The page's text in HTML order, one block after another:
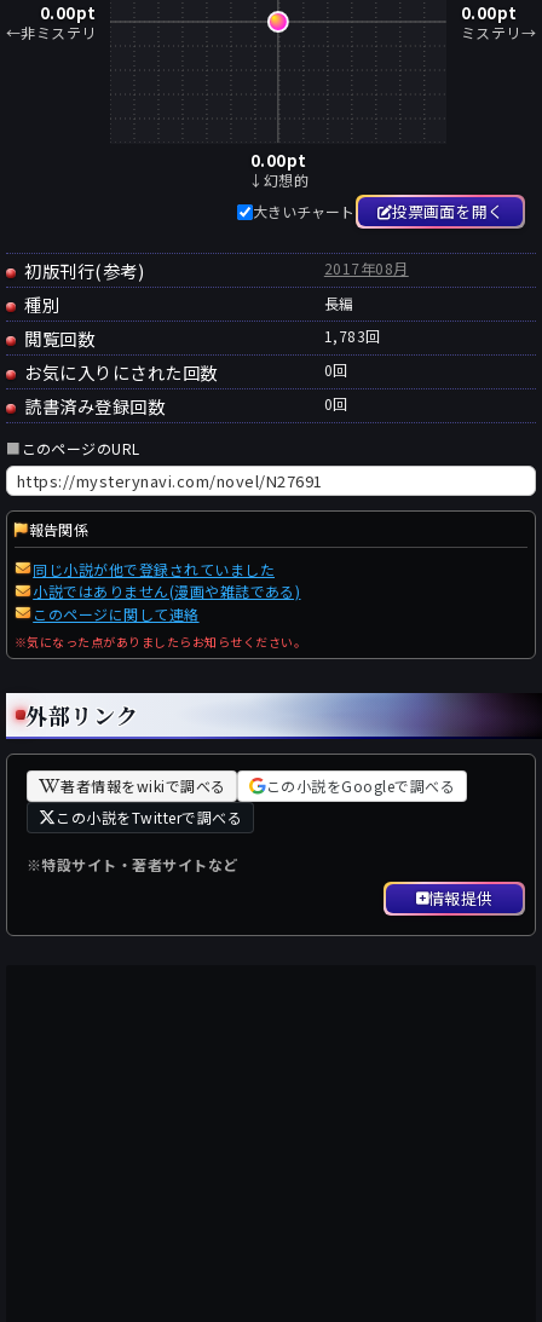
0.00pt
←非ミステリ
0.00pt
ミステリ→
0.00pt
↓幻想的
大きいチャート
投票画面を開く
初版刊行(参考) 2017年08月
種別 長編
閲覧回数 1,783回
お気に入りにされた回数 0回
読書済み登録回数 0回
■ このページのURL
報告関係
同じ小説が他で登録されていました
小説ではありません(漫画や雑誌である)
このページに関して連絡
※気になった点がありましたらお知らせください。
外部リンク
著者情報をwikiで調べる
この小説をGoogleで調べる
この小説をTwitterで調べる
※特設サイト・著者サイトなど
情報提供